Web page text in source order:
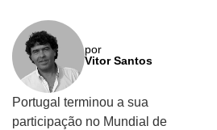
por
Vitor Santos
Portugal terminou a sua
participação no Mundial de